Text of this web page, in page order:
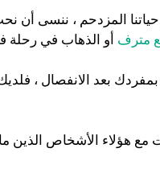
المزدحم ، ننسى أن
مترف أو الذهاب في رحلة
بمفردك بعد الانفصال ،
مع هؤلاء الأشخاص الذين